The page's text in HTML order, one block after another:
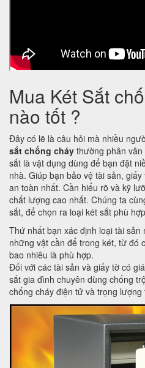
Mua Két Sắt
nào tốt ?
Đây có lẽ là câu hỏi mà nhiều
sắt chống cháy thường phân
sắt là vật dụng dùng để bạn đặt
nhà. Giúp bạn bảo vệ tài sản,
an toàn nhất. Cần hiểu rõ và kỹ
chất lượng cao nhất. Chúng ta
sắt, để chọn ra loại két sắt phù
Thứ nhất bạn xác định loại tài
những vật cần để trong két, từ đó
bao nhiêu là phù hợp.
Đối với các tài sản và giấy tờ có
sắt gia đình chuyên dùng chống
chống cháy điện tử và trọng